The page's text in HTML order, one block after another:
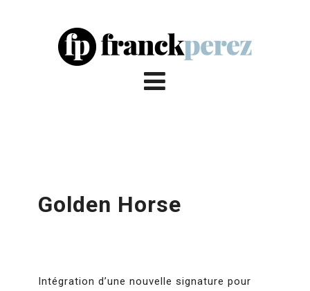
Golden Horse
Intégration d’une nouvelle signature pour